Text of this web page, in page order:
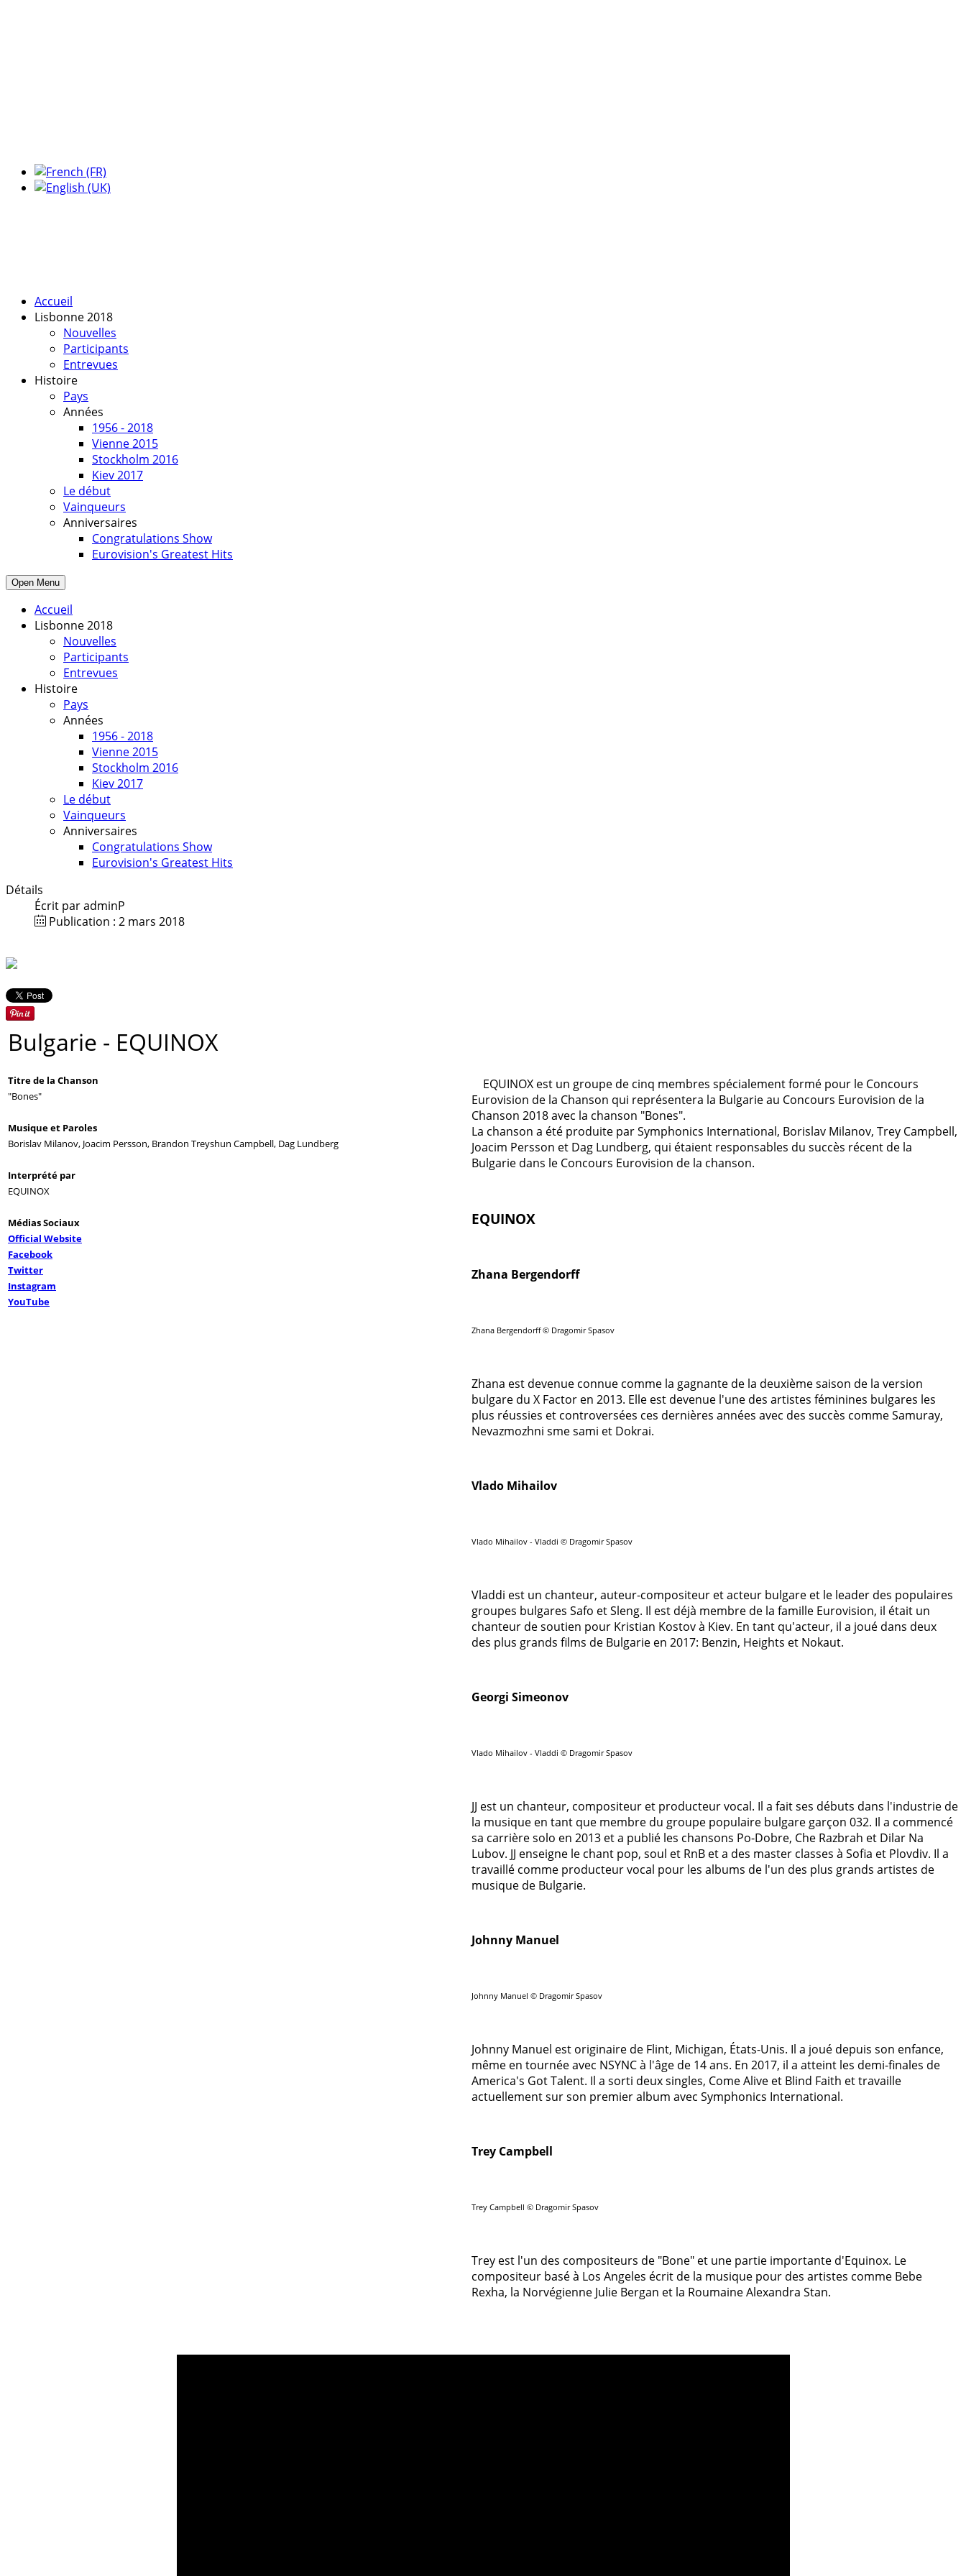
Accueil
Lisbonne 2018
Nouvelles
Participants
Entrevues
Histoire
Pays
Années
1956 - 2018
Vienne 2015
Stockholm 2016
Kiev 2017
Le début
Vainqueurs
Anniversaires
Congratulations Show
Eurovision's Greatest Hits
Open Menu
Accueil
Lisbonne 2018
Nouvelles
Participants
Entrevues
Histoire
Pays
Années
1956 - 2018
Vienne 2015
Stockholm 2016
Kiev 2017
Le début
Vainqueurs
Anniversaires
Congratulations Show
Eurovision's Greatest Hits
Détails
Écrit paradminP
Publication : 2 mars 2018
Bulgarie - EQUINOX
Titre de la Chanson
"Bones"
Musique et Paroles
Borislav Milanov, Joacim Persson, Brandon Treyshun Campbell, Dag Lundberg
Interprété par
EQUINOX
Médias Sociaux
Official Website
Facebook
Twitter
Instagram
YouTube
EQUINOX est un groupe de cinq membres spécialement formé pour le Concours
Eurovision de la Chanson qui représentera la Bulgarie au Concours Eurovision de la
Chanson 2018 avec la chanson "Bones".
La chanson a été produite par Symphonics International, Borislav Milanov, Trey Campbell,
Joacim Persson et Dag Lundberg, qui étaient responsables du succès récent de la
Bulgarie dans le Concours Eurovision de la chanson.
EQUINOX
Zhana Bergendorff
Zhana Bergendorff © Dragomir Spasov
Zhana est devenue connue comme la gagnante de la deuxième saison de la version
bulgare du X Factor en 2013. Elle est devenue l'une des artistes féminines bulgares les
plus réussies et controversées ces dernières années avec des succès comme Samuray,
Nevazmozhni sme sami et Dokrai.
Vlado Mihailov
Vlado Mihailov - Vladdi © Dragomir Spasov
Vladdi est un chanteur, auteur-compositeur et acteur bulgare et le leader des populaires
groupes bulgares Safo et Sleng. Il est déjà membre de la famille Eurovision, il était un
chanteur de soutien pour Kristian Kostov à Kiev. En tant qu'acteur, il a joué dans deux
des plus grands films de Bulgarie en 2017: Benzin, Heights et Nokaut.
Georgi Simeonov
Vlado Mihailov - Vladdi © Dragomir Spasov
JJ est un chanteur, compositeur et producteur vocal. Il a fait ses débuts dans l'industrie de
la musique en tant que membre du groupe populaire bulgare garçon 032. Il a commencé
sa carrière solo en 2013 et a publié les chansons Po-Dobre, Che Razbrah et Dilar Na
Lubov. JJ enseigne le chant pop, soul et RnB et a des master classes à Sofia et Plovdiv. Il a
travaillé comme producteur vocal pour les albums de l'un des plus grands artistes de
musique de Bulgarie.
Johnny Manuel
Johnny Manuel © Dragomir Spasov
Johnny Manuel est originaire de Flint, Michigan, États-Unis. Il a joué depuis son enfance,
même en tournée avec NSYNC à l'âge de 14 ans. En 2017, il a atteint les demi-finales de
America's Got Talent. Il a sorti deux singles, Come Alive et Blind Faith et travaille
actuellement sur son premier album avec Symphonics International.
Trey Campbell
Trey Campbell © Dragomir Spasov
Trey est l'un des compositeurs de "Bone" et une partie importante d'Equinox. Le
compositeur basé à Los Angeles écrit de la musique pour des artistes comme Bebe
Rexha, la Norvégienne Julie Bergan et la Roumaine Alexandra Stan.